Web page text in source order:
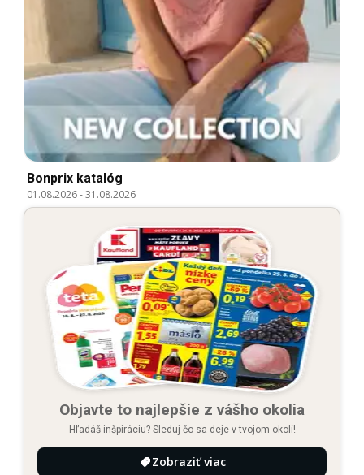
Bonprix katalóg
01.08.2026-31.08.2026
Objavte to najlepšie z vášho okolia
Hľadáš inšpiráciu? Sleduj čo sa deje v tvojom okolí!
Zobraziť viac